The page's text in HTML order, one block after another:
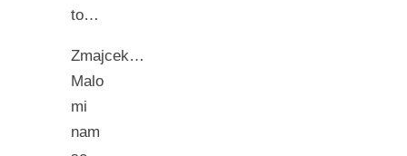
to…
Zmajcek…
Malo
mi
nam